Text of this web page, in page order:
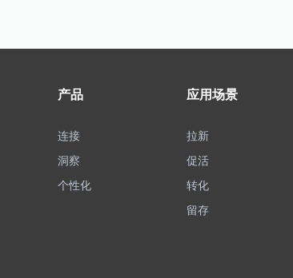
产品
连接
洞察
个性化
应用场景
拉新
促活
转化
留存